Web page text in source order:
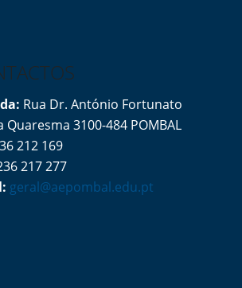
Rua Dr. António Fortunato
Quaresma 3100-484 POMBAL
212 169
217 277
geral@aepombal.edu.pt